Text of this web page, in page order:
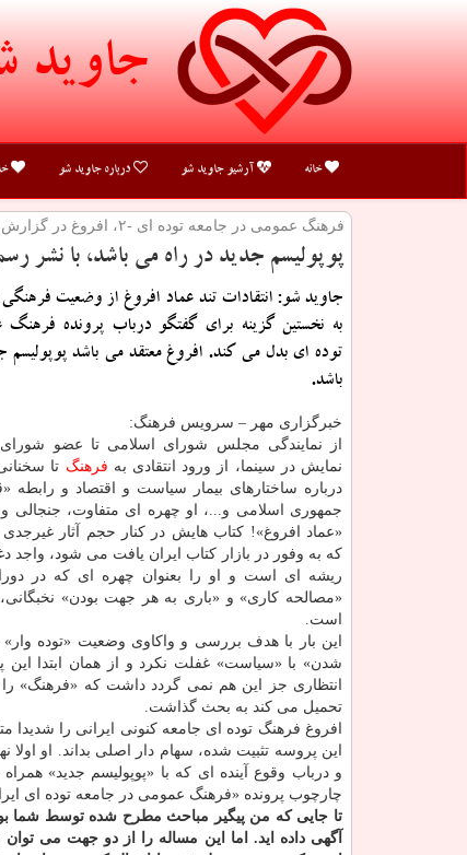
جاوید
خانه آرشیو جاوید شو درباره جاوید شو
فرهنگ عمومی در جامعه توده ای -۲، افروغ در گزارش جاوید شو:
پوپولیسم جدید در راه می باشد، با نشر
جاوید شو: انتقادات تند عماد افروغ از وضعیت فرهنگی
به نخستین گزینه برای گفتگو درباب پرونده
توده ای بدل می كند. افروغ معتقد می باشد
باشد.
خبرگزاری مهر – سرویس فرهنگ:
از نمایندگی مجلس شورای اسلامی تا عضو شورای
نمایش در سینما، از ورود انتقادی به فرهنگ تا
درباره ساختارهای بیمار سیاست و اقتصاد و رابطه
جمهوری اسلامی و...، او چهره ای متفاوت، جنجالی
«عماد افروغ»! كتاب هایش در كنار حجم آثار
كه به وفور در بازار كتاب ایران یافت می شود، واجد
ریشه ای است و او را بعنوان چهره ای كه در
«مصالحه كاری» و «باری به هر جهت بودن»
است.
این بار با هدف بررسی و واكاوی وضعیت «توده وار»
شدن» با «سیاست» غفلت نكرد و از همان ابتدا
انتظاری جز این هم نمی گردد داشت كه «فرهنگ»
تحمیل می كند به بحث گذاشت.
افروغ فرهنگ توده ای جامعه كنونی ایرانی را شدیدا
این پروسه تثبیت شده، سهام دار اصلی بداند. او اولا
و درباب وقوع آینده ای كه با «پوپولیسم جدید»
چارچوب پرونده «فرهنگ عمومی در جامعه توده ای
تا جایی كه من پیگیر مباحث مطرح شده توسط شما
آگهی داده اید. اما این مساله را از دو جهت می